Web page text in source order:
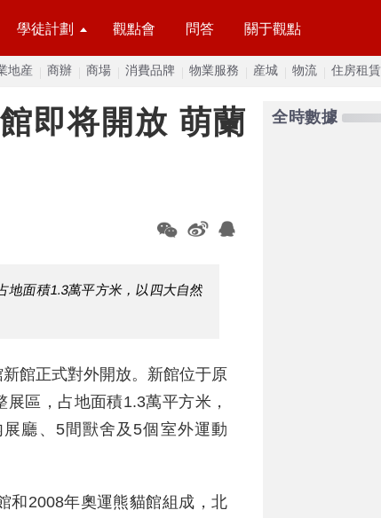
學徒計劃 觀點會 問答 關于觀點
地産 商辦 商場 消費品牌 物業服務 産城 物流 住房租賃
即将開放 萌蘭
地面積1.3萬平方米，以四大自然
館正式對外開放。新館位于原
區，占地面積1.3萬平方米，
廳、5間獸舍及5個室外運動
和2008年奧運熊貓館組成，北
全時數據